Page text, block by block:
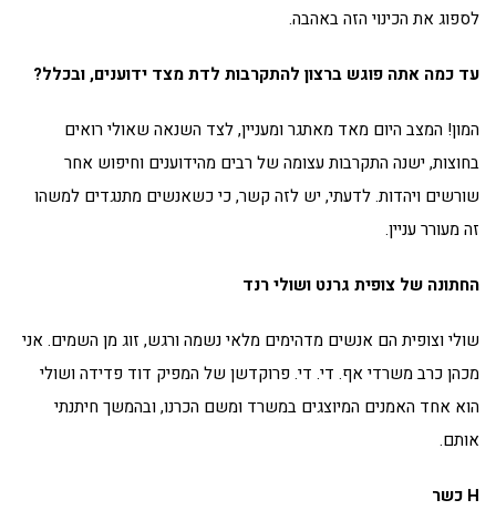
לספוג את הכינוי הזה באהבה.
עד כמה אתה פוגש ברצון להתקרבות לדת מצד ידוענים, ובכלל?
המון! המצב היום מאד מאתגר ומעניין, לצד השנאה שאולי רואים
בחוצות, ישנה התקרבות עצומה של רבים מהידוענים וחיפוש אחר
שורשים ויהדות. לדעתי, יש לזה קשר, כי כשאנשים מתנגדים למשהו
זה מעורר עניין.
החתונה של צופית גרנט ושולי רנד
שולי וצופית הם אנשים מדהימים מלאי נשמה ורגש, זוג מן השמים. אני
מכהן כרב משרדי אף. די. די. פרוקדשן של המפיק דוד פדידה ושולי
הוא אחד האמנים המיוצגים במשרד ומשם הכרנו, ובהמשך חיתנתי
אותם.
H כשר